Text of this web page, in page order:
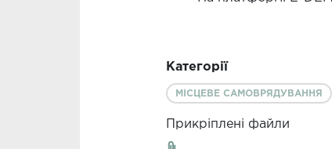
Категорії
МІСЦЕВЕ САМОВРЯДУВАННЯ
Прикріплені файли